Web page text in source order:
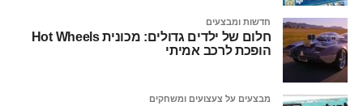
חדשות ומבצעים
חלום של ילדים גדולים: מכונית Hot Wheels
הופכת לרכב אמיתי
מבצעים על צעצועים ומשחקים